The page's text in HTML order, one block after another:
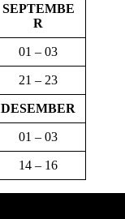
SEPTEMBE
R
01 – 03
21 – 23
DESEMBER
01 – 03
14 – 16